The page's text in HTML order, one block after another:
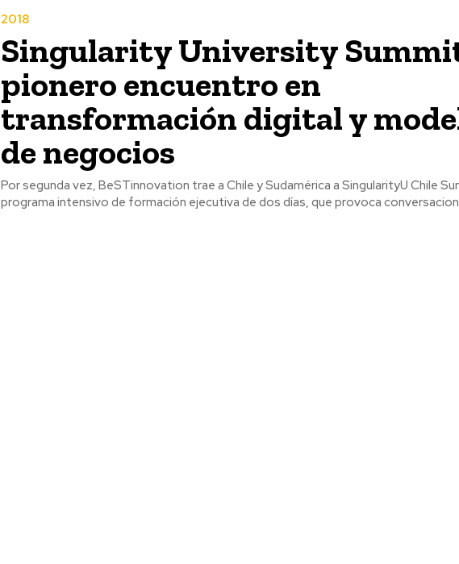
2018
Singularity University
pionero encuentro en
transformación digital y
de negocios
Por segunda vez, BeSTinnovation trae a Chile y Sudamérica a SingularityU Chile
programa intensivo de formación ejecutiva de dos días, que provoca